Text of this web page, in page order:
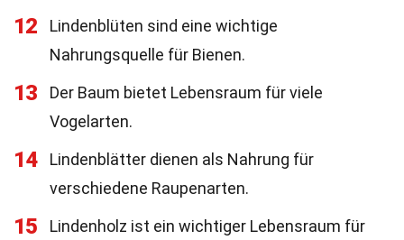
12
Lindenblüten sind eine wichtige
Nahrungsquelle für Bienen.
13
Der Baum bietet Lebensraum für viele
Vogelarten.
14
Lindenblätter dienen als Nahrung für
verschiedene Raupenarten.
15
Lindenholz ist ein wichtiger Lebensraum für